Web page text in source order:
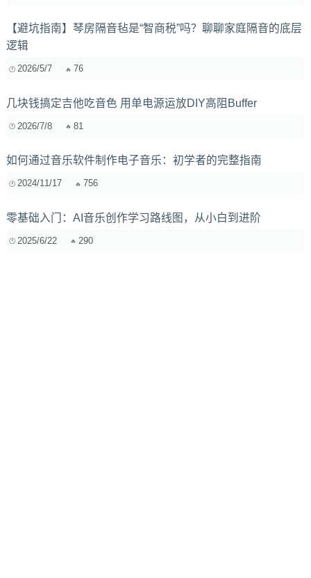
【避坑指南】琴房隔音毡是“智商税”吗？聊聊家庭隔音的底层
逻辑
2026/5/7 76
几块钱搞定吉他吃音色 用单电源运放DIY高阻Buffer
2026/7/8 81
如何通过音乐软件制作电子音乐：初学者的完整指南
2024/11/17 756
零基础入门：AI音乐创作学习路线图，从小白到进阶
2025/6/22 290